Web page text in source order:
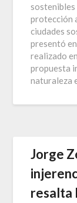
sostenibles
protección
ciudades
presentó
realizado
propuesta
naturaleza
Jorge
resalta